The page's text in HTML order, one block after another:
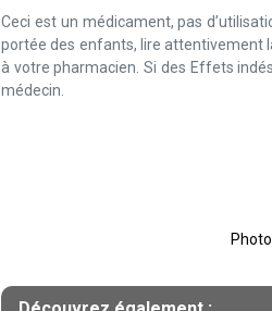
Ceci est un médicament, pas
portée des enfants, lire attentivement
à votre pharmacien. Si des Effets
médecin.